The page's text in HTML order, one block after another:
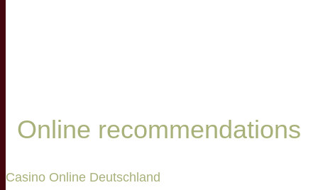
Online recommendations
Casino Online Deutschland